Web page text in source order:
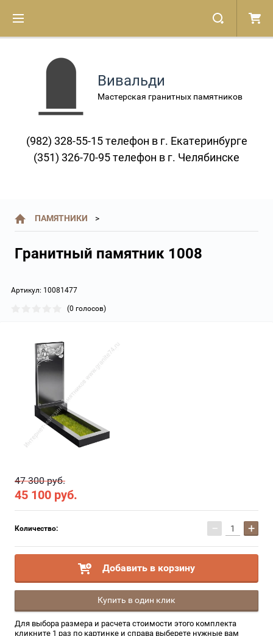
Вивальди
Мастерская гранитных памятников
(982) 328-55-15 телефон в г. Екатеринбурге
(351) 326-70-95 телефон в г. Челябинске
ПАМЯТНИКИ
Гранитный памятник 1008
Артикул: 10081477
(0 голосов)
47 300 руб.
45 100 руб.
Количество: − +
Добавить в корзину
Купить в один клик
Для выбора размера и расчета стоимости этого комплекта
кликните 1 раз по картинке и справа выберете нужные вам